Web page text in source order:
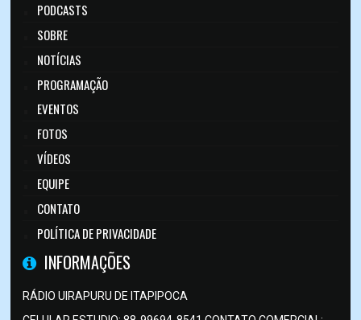
PODCASTS
SOBRE
NOTÍCIAS
PROGRAMAÇÃO
EVENTOS
FOTOS
VÍDEOS
EQUIPE
CONTATO
POLÍTICA DE PRIVACIDADE
INFORMAÇÕES
RÁDIO UIRAPURU DE ITAPIPOCA